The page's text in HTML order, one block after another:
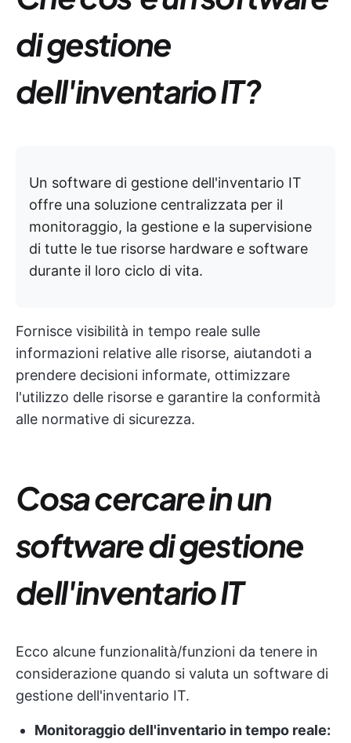
di gestione
dell'inventario IT?
Un software di gestione dell'inventario IT
offre una soluzione centralizzata per il
monitoraggio, la gestione e la supervisione
di tutte le tue risorse hardware e software
durante il loro ciclo di vita.
Fornisce visibilità in tempo reale sulle
informazioni relative alle risorse, aiutandoti a
prendere decisioni informate, ottimizzare
l'utilizzo delle risorse e garantire la conformità
alle normative di sicurezza.
Cosa cercare in un
software di gestione
dell'inventario IT
Ecco alcune funzionalità/funzioni da tenere in
considerazione quando si valuta un software di
gestione dell'inventario IT.
Monitoraggio dell'inventario in tempo reale: